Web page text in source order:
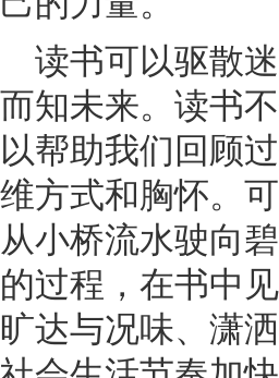
读书可以驱散
而知未来。读书
以帮助我们回顾
维方式和胸怀。
从小桥流水驶向
的过程，在书中
旷达与况味、潇